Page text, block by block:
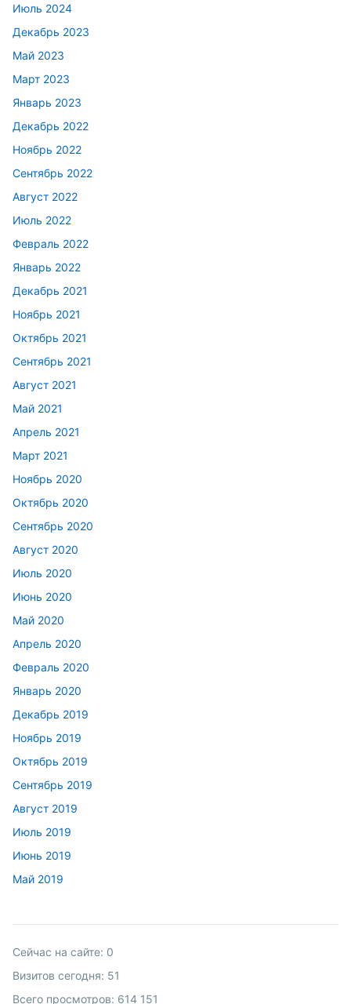
Июль 2024
Декабрь 2023
Май 2023
Март 2023
Январь 2023
Декабрь 2022
Ноябрь 2022
Сентябрь 2022
Август 2022
Июль 2022
Февраль 2022
Январь 2022
Декабрь 2021
Ноябрь 2021
Октябрь 2021
Сентябрь 2021
Август 2021
Май 2021
Апрель 2021
Март 2021
Ноябрь 2020
Октябрь 2020
Сентябрь 2020
Август 2020
Июль 2020
Июнь 2020
Май 2020
Апрель 2020
Февраль 2020
Январь 2020
Декабрь 2019
Ноябрь 2019
Октябрь 2019
Сентябрь 2019
Август 2019
Июль 2019
Июнь 2019
Май 2019
Сейчас на сайте: 0
Визитов сегодня: 51
Всего просмотров: 614 151